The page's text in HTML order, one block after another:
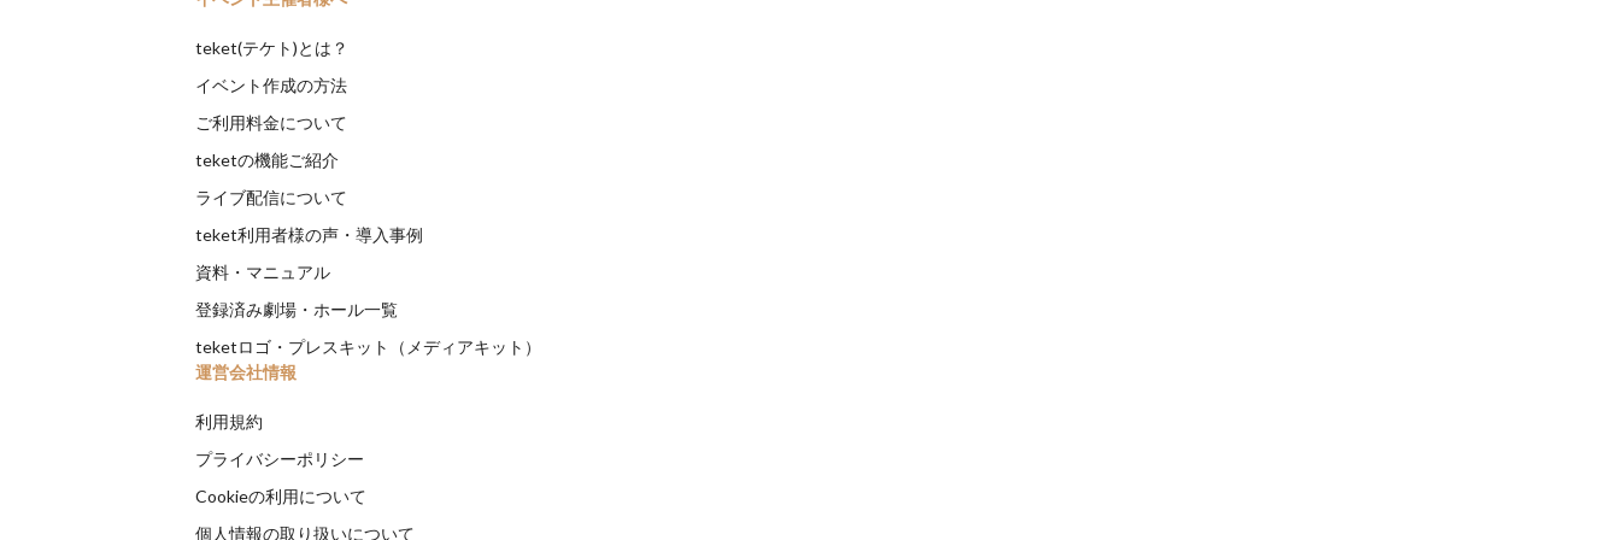
teket(テケト)とは？
イベント作成の方法
ご利用料金について
teketの機能ご紹介
ライブ配信について
teket利用者様の声・導入事例
資料・マニュアル
登録済み劇場・ホール一覧
teketロゴ・プレスキット（メディアキット）
運営会社情報
利用規約
プライバシーポリシー
Cookieの利用について
個人情報の取り扱いについて